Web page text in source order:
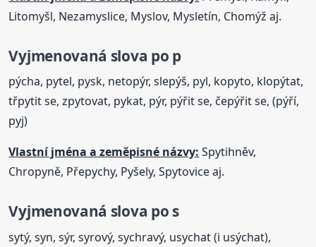
Litomyšl, Nezamyslice, Myslov, Mysletín, Chomýž aj.
Vyjmenovaná slova po p
pýcha, pytel, pysk, netopýr, slepýš, pyl, kopyto, klopýtat,
třpytit se, zpytovat, pykat, pýr, pýřit se, čepýřit se, (pýří,
pyj)
Vlastní jména a zeměpisné názvy: Spytihněv,
Chropyně, Přepychy, Pyšely, Spytovice aj.
Vyjmenovaná slova po s
sytý, syn, sýr, syrový, sychravý, usychat (i usýchat),